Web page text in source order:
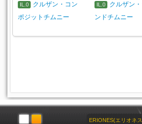
IL.0
クルザン・コン
ポジットチムニー
IL.0
クルザン
ンドチムニー
ERIONES(エリオネ